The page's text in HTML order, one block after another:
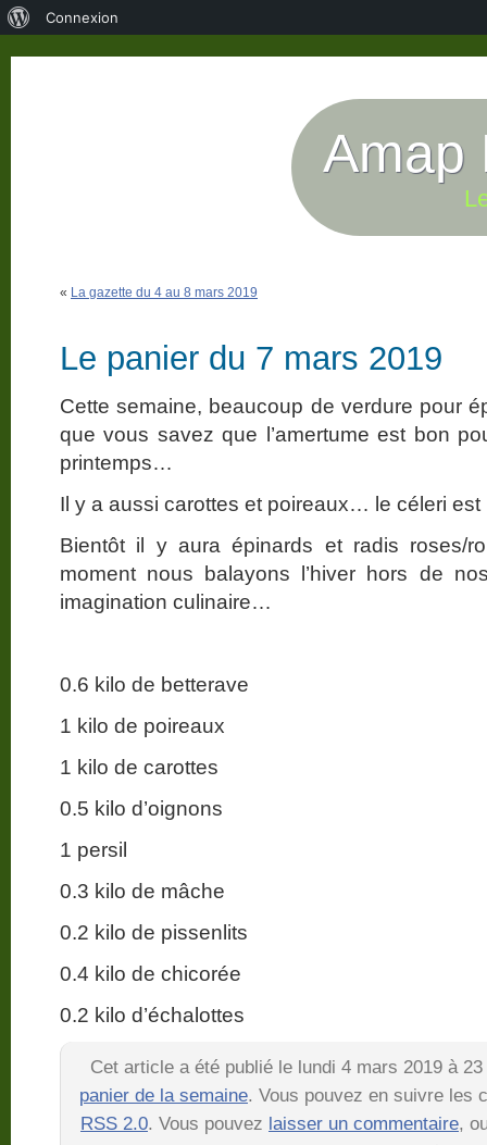
Amap
« La gazette du 4 au 8 mars 2019
Le panier du 7 mars 2019
Cette semaine, beaucoup de verdure pour
que vous savez que l’amertume est bon
printemps…
Il y a aussi carottes et poireaux… le céleri
Bientôt il y aura épinards et radis roses/
moment nous balayons l’hiver hors de
imagination culinaire…
0.6 kilo de betterave
1 kilo de poireaux
1 kilo de carottes
0.5 kilo d’oignons
1 persil
0.3 kilo de mâche
0.2 kilo de pissenlits
0.4 kilo de chicorée
0.2 kilo d’échalottes
Cet article a été publié le lundi 4 mars 2019 à
panier de la semaine. Vous pouvez en suivre les
RSS 2.0. Vous pouvez laisser un commentaire,
Connexion